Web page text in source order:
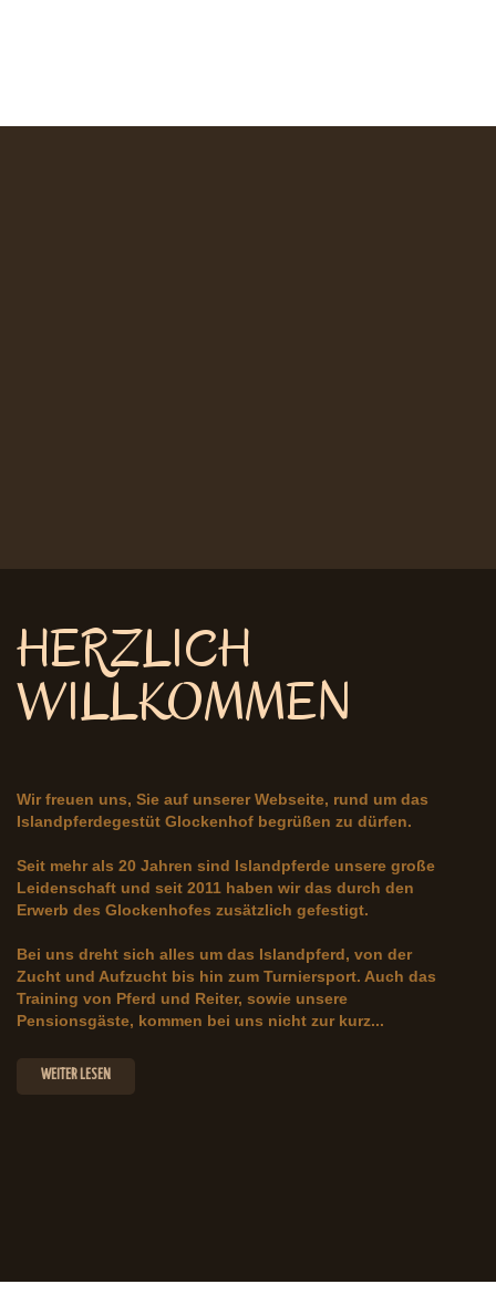
HERZLICH
WILLKOMMEN
Wir freuen uns, Sie auf unserer Webseite, rund um das
Islandpferdegestüt Glockenhof begrüßen zu dürfen.
Seit mehr als 20 Jahren sind Islandpferde unsere große
Leidenschaft und seit 2011 haben wir das durch den
Erwerb des Glockenhofes zusätzlich gefestigt.
Bei uns dreht sich alles um das Islandpferd, von der
Zucht und Aufzucht bis hin zum Turniersport. Auch das
Training von Pferd und Reiter, sowie unsere
Pensionsgäste, kommen bei uns nicht zur kurz...
WEITER LESEN